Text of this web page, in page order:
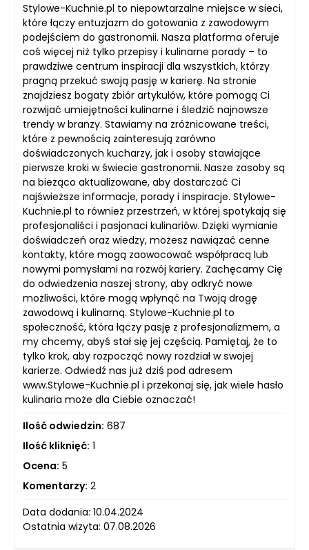
Stylowe-Kuchnie.pl to niepowtarzalne miejsce w sieci,
które łączy entuzjazm do gotowania z zawodowym
podejściem do gastronomii. Nasza platforma oferuje
coś więcej niż tylko przepisy i kulinarne porady – to
prawdziwe centrum inspiracji dla wszystkich, którzy
pragną przekuć swoją pasję w karierę. Na stronie
znajdziesz bogaty zbiór artykułów, które pomogą Ci
rozwijać umiejętności kulinarne i śledzić najnowsze
trendy w branży. Stawiamy na zróżnicowane treści,
które z pewnością zainteresują zarówno
doświadczonych kucharzy, jak i osoby stawiające
pierwsze kroki w świecie gastronomii. Nasze zasoby są
na bieżąco aktualizowane, aby dostarczać Ci
najświeższe informacje, porady i inspiracje. Stylowe-
Kuchnie.pl to również przestrzeń, w której spotykają się
profesjonaliści i pasjonaci kulinariów. Dzięki wymianie
doświadczeń oraz wiedzy, możesz nawiązać cenne
kontakty, które mogą zaowocować współpracą lub
nowymi pomysłami na rozwój kariery. Zachęcamy Cię
do odwiedzenia naszej strony, aby odkryć nowe
możliwości, które mogą wpłynąć na Twoją drogę
zawodową i kulinarną. Stylowe-Kuchnie.pl to
społeczność, która łączy pasję z profesjonalizmem, a
my chcemy, abyś stał się jej częścią. Pamiętaj, że to
tylko krok, aby rozpocząć nowy rozdział w swojej
karierze. Odwiedź nas już dziś pod adresem
www.Stylowe-Kuchnie.pl i przekonaj się, jak wiele hasło
kulinaria może dla Ciebie oznaczać!
Ilość odwiedzin: 687
Ilość kliknięć: 1
Ocena: 5
Komentarzy: 2
Data dodania: 10.04.2024
Ostatnia wizyta: 07.08.2026